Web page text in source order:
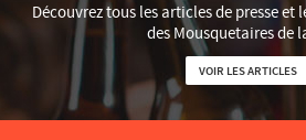
Découvrez tous les articles de presse et
des Mousquetaires de
VOIR LES ARTICLES